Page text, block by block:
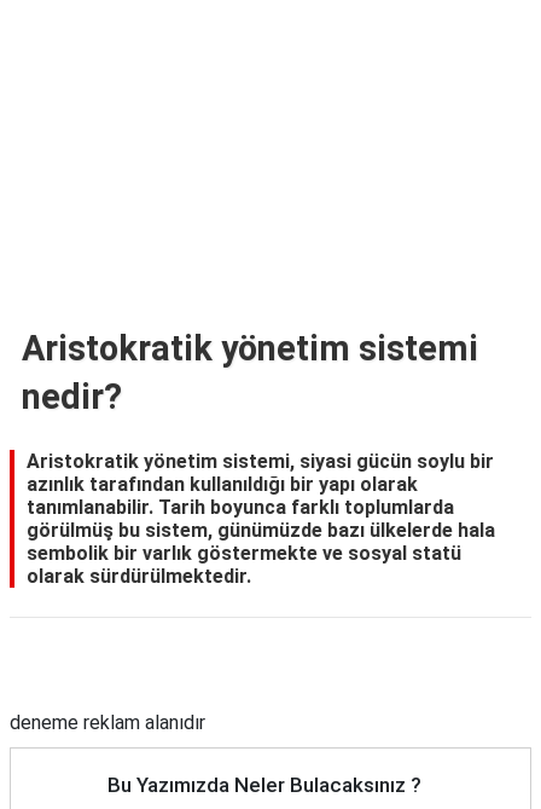
Aristokratik yönetim sistemi
nedir?
Aristokratik yönetim sistemi, siyasi gücün soylu bir
azınlık tarafından kullanıldığı bir yapı olarak
tanımlanabilir. Tarih boyunca farklı toplumlarda
görülmüş bu sistem, günümüzde bazı ülkelerde hala
sembolik bir varlık göstermekte ve sosyal statü
olarak sürdürülmektedir.
deneme reklam alanıdır
Bu Yazımızda Neler Bulacaksınız ?